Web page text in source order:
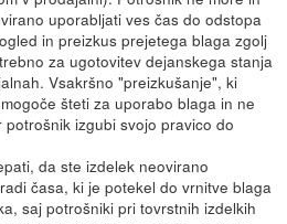
uporabljati ves čas do odstopa
in preizkus prejetega blaga zgolj
za ugotovitev dejanskega stanja
Vsakršno "preizkušanje", ki
šteti za uporabo blaga in ne
izgubi svojo pravico do
da ste izdelek neovirano
časa, ki je potekel do vrnitve blaga
saj potrošniki pri tovrstnih izdelkih